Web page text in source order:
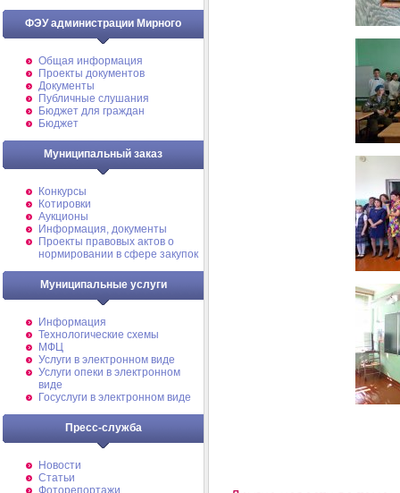
ФЭУ администрации Мирного
Общая информация
Проекты документов
Документы
Публичные слушания
Бюджет для граждан
Бюджет
Муниципальный заказ
Конкурсы
Котировки
Аукционы
Информация, документы
Проекты правовых актов о
нормировании в сфере закупок
Муниципальные услуги
Информация
Технологические схемы
МФЦ
Услуги в электронном виде
Услуги опеки в электронном
виде
Госуслуги в электронном виде
Пресс-служба
Новости
Статьи
Фоторепортажи